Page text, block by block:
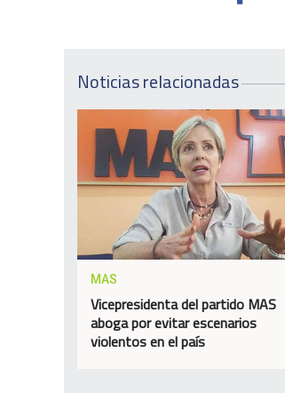
Noticias relacionadas
MAS
Vicepresidenta del partido MAS
aboga por evitar escenarios
violentos en el país